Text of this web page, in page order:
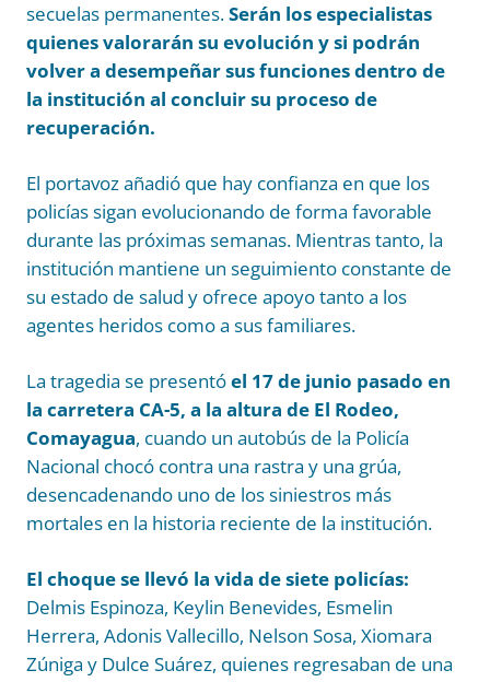
secuelas permanentes.Serán los especialistas
quienes valorarán su evolución y si podrán
volver a desempeñar sus funciones dentro de
la institución al concluir su proceso de
recuperación.
El portavoz añadió que hay confianza en que los
policías sigan evolucionando de forma favorable
durante las próximas semanas. Mientras tanto, la
institución mantiene un seguimiento constante de
su estado de salud y ofrece apoyo tanto a los
agentes heridos como a sus familiares.
La tragedia se presentóel 17 de junio pasado en
la carretera CA-5, a la altura de El Rodeo,
Comayagua, cuando un autobús de la Policía
Nacional chocó contra una rastra y una grúa,
desencadenando uno de los siniestros más
mortales en la historia reciente de la institución.
El choque se llevó la vida de siete policías:
Delmis Espinoza, Keylin Benevides, Esmelin
Herrera, Adonis Vallecillo, Nelson Sosa, Xiomara
Zúniga y Dulce Suárez, quienes regresaban de una